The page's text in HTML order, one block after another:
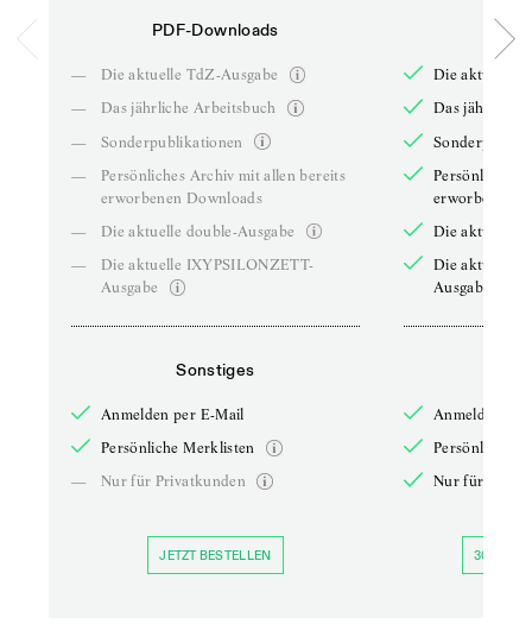
PDF-Downloads
—
Die aktuelle TdZ-Ausgabe
—
Das jährliche Arbeitsbuch
—
Sonderpublikationen
—
Persönliches Archiv mit allen bereits
erworbenen Downloads
—
Die aktuelle double-Ausgabe
—
Die aktuelle IXYPSILONZETT-
Ausgabe
Sonstiges
Anmelden per E-Mail
Persönliche Merklisten
—
Nur für Privatkunden
JETZT BESTELLEN
Die aktuelle
Das jährliche
Persönliches
erworbenen
Die aktuelle
Die aktuelle
Ausgabe
Anmelden
Persönliche
Nur für
30 TAGE